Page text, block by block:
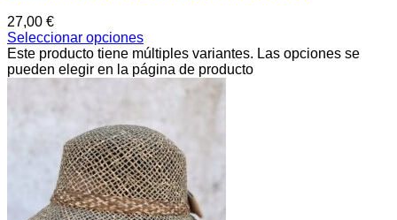
27,00 €
Seleccionar opciones
Este producto tiene múltiples variantes. Las opciones se
pueden elegir en la página de producto